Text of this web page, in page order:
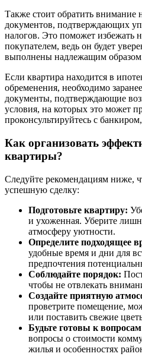
Также стоит обратить внимание
документов, подтверждающих
налогов. Это поможет избежать
покупателем, ведь он будет
выполнены надлежащим
Если квартира находится в
обременения, необходимо
документы, подтверждающие
условия, на которых это может
проконсультируйтесь с
Как организовать
квартиры?
Следуйте рекомендациям ниже,
успешную сделку:
Подготовьте квартиру:
и ухоженная. Уберите
атмосферу уютности.
Определите подходящее
удобные время и дни для
предпочтения
Соблюдайте порядок:
чтобы не отвлекать
Создайте приятную
проветрите помещение,
или поставить свежие
Будьте готовы к
вопросы о стоимости
жилья и особенностях